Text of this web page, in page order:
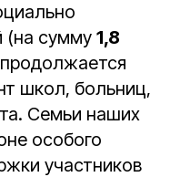
(на сумму 1,8
школ, больниц,
Семьи наших
особого
участников